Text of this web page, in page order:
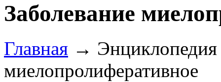
Заболевание
Главная →
миелопролиферативное